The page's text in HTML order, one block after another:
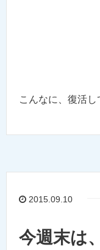
こんなに、復活し
2015.09.10
今週末は